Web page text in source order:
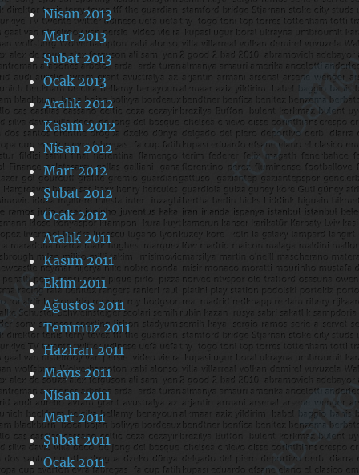
Nisan 2013
Mart 2013
Şubat 2013
Ocak 2013
Aralık 2012
Kasım 2012
Nisan 2012
Mart 2012
Şubat 2012
Ocak 2012
Aralık 2011
Kasım 2011
Ekim 2011
Ağustos 2011
Temmuz 2011
Haziran 2011
Mayıs 2011
Nisan 2011
Mart 2011
Şubat 2011
Ocak 2011